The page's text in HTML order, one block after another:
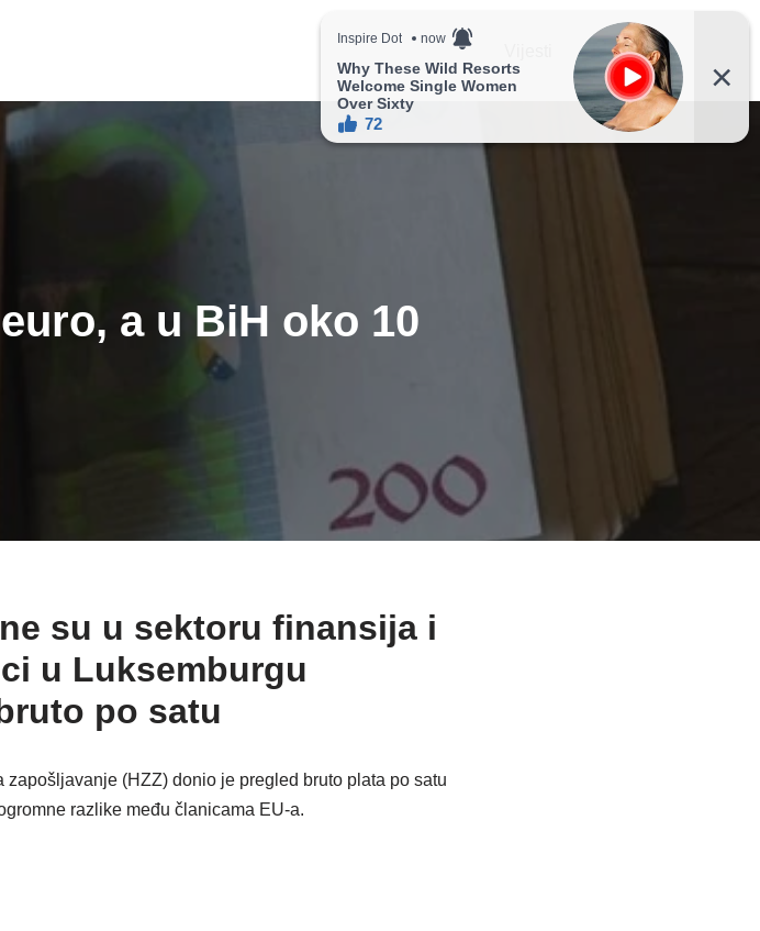
Recepti
a u BiH oko 10
su u sektoru finansija i
u Luksemburgu
po satu
(HZZ) donio je pregled bruto plata po satu
razlike među članicama EU-a.